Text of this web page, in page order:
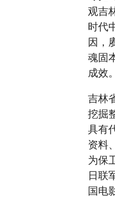
观吉
时代
因，
魂固
成效。
吉林
挖掘
具有
资料
为保
日联
国电